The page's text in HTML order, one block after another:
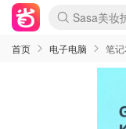
lululemon
Sasa美妆
SSENSE
Cettire降
WWS
viagogo二
Myer超级
The
David
Flannels
Perfumes
AMIRO面
Amazon
eToro入金
Amazon
ICONIC本
Moose
EUFY摄
Trip机票
YSL送5件
Amazon
Amazon
雅漾大喷
过敏原检
科颜氏高
SEALIFE
丝塔芙大
订阅
Cult
Harrods圣
LN-CC奢
d'Alba空
EVE LOM
Adore
CT圣诞日
Luxury
MOON
Roborock
Tingo Life
Valentino
CR洗护套
修丽可4
Myer彩妆
GANNI官
Stylevana
Tessabit
OGX洗发
Amazon阿
卡诗8.5折
Philips
首页 电子电脑 笔